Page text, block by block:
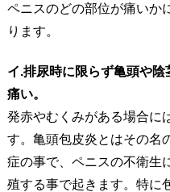
ペニスのどの部位が痛いか
ります。
イ.排尿時に限らず亀頭や
痛い。
発赤やむくみがある場合に
す。亀頭包皮炎とはその名
症の事で、ペニスの不衛生
殖する事で起きます。特に